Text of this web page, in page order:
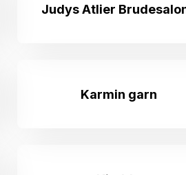
Judys Atlier
Karmin garn